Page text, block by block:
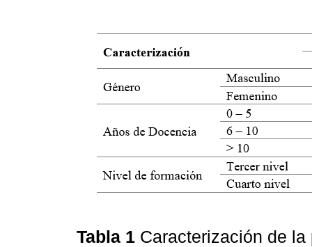
Tabla 1 Caracterización de